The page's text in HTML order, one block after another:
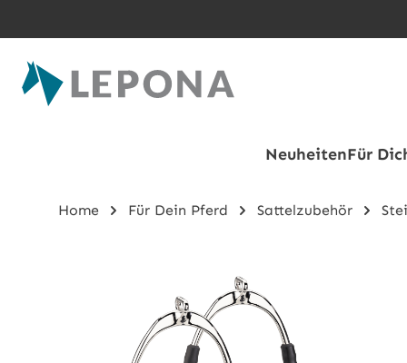
NeuheitenFür
Home Für Dein Pferd Sattelzubehör